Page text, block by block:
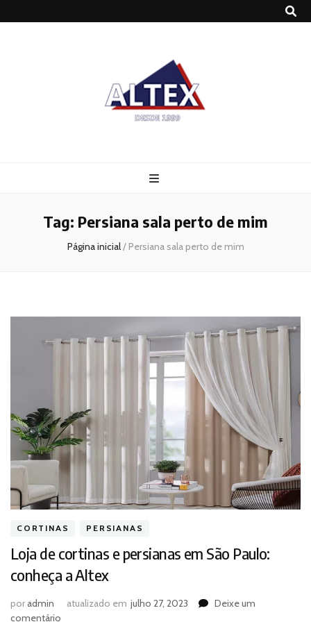
Tag: Persiana sala perto de mim
Página inicial/ Persiana sala perto de mim
CORTINAS PERSIANAS
Loja de cortinas e persianas em São Paulo:
conheça a Altex
poradmin atualizado em julho 27, 2023
Deixe um
comentário